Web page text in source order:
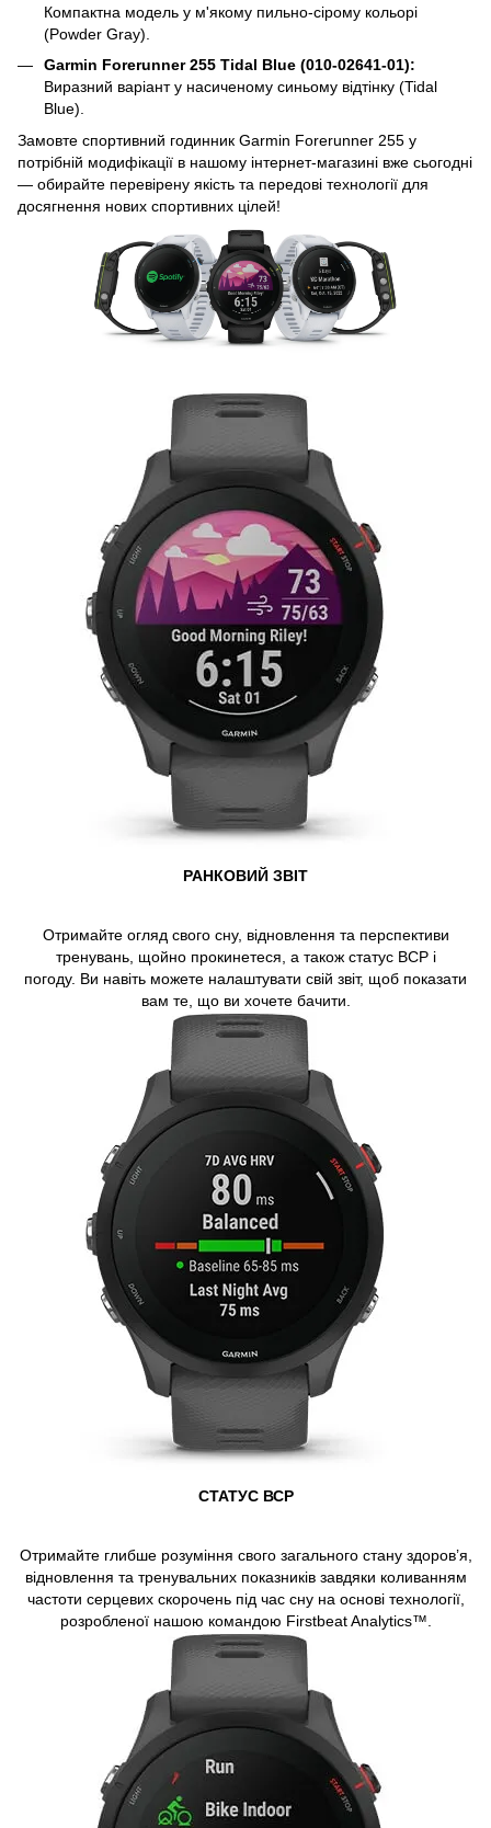
Компактна модель у м'якому пильно-сірому кольорі
(Powder Gray).
Garmin Forerunner 255 Tidal Blue (010-02641-01):
Виразний варіант у насиченому синьому відтінку (Tidal
Blue).
Замовте спортивний годинник Garmin Forerunner 255 у
потрібній модифікації в нашому інтернет-магазині вже сьогодні
— обирайте перевірену якість та передові технології для
досягнення нових спортивних цілей!
РАНКОВИЙ ЗВІТ
Отримайте огляд свого сну, відновлення та перспективи
тренувань, щойно прокинетеся, а також статус ВСР і
погоду. Ви навіть можете налаштувати свій звіт, щоб показати
вам те, що ви хочете бачити.
СТАТУС ВСР
Отримайте глибше розуміння свого загального стану здоров’я,
відновлення та тренувальних показників завдяки коливанням
частоти серцевих скорочень під час сну на основі технології,
розробленої нашою командою Firstbeat Analytics™.